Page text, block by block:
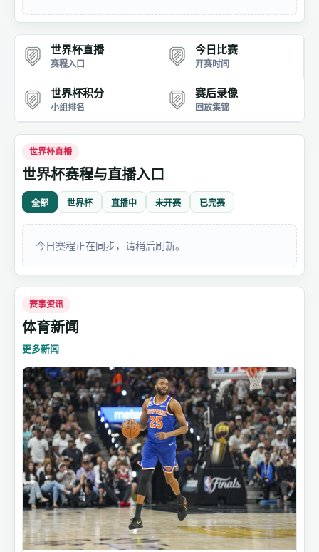
世界杯直播
赛程入口
今日比赛
开赛时间
世界杯积分
小组排名
赛后录像
回放集锦
世界杯直播
世界杯赛程与直播入口
全部 世界杯 直播中 未开赛 已完赛
今日赛程正在同步，请稍后刷新。
赛事资讯
体育新闻
更多新闻